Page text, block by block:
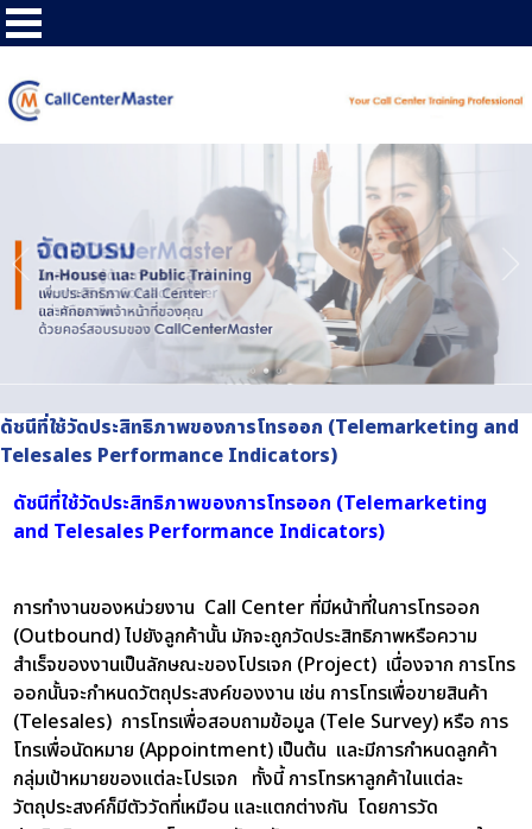
ดัชนีที่ใช้วัดประสิทธิภาพของการโทรออก (Telemarketing and
Telesales Performance Indicators)
ดัชนีที่ใช้วัดประสิทธิภาพของการโทรออก (Telemarketing
and Telesales Performance Indicators)
การทำงานของหน่วยงาน Call Center ที่มีหน้าที่ในการโทรออก
(Outbound) ไปยังลูกค้านั้น มักจะถูกวัดประสิทธิภาพหรือความ
สำเร็จของงานเป็นลักษณะของโปรเจก (Project) เนื่องจาก การโทร
ออกนั้นจะกำหนดวัตถุประสงค์ของงาน เช่น การโทรเพื่อขายสินค้า
(Telesales) การโทรเพื่อสอบถามข้อมูล (Tele Survey) หรือ การ
โทรเพื่อนัดหมาย (Appointment) เป็นต้น และมีการกำหนดลูกค้า
กลุ่มเป้าหมายของแต่ละโปรเจก ทั้งนี้ การโทรหาลูกค้าในแต่ละ
วัตถุประสงค์ก็มีตัววัดที่เหมือน และแตกต่างกัน โดยการวัด